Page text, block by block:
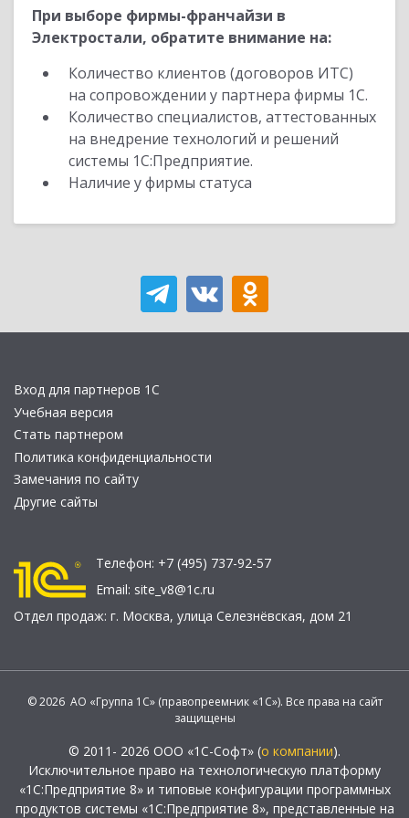
При выборе фирмы-франчайзи в
Электростали, обратите внимание на:
Количество клиентов (договоров ИТС)
на сопровождении у партнера фирмы 1С.
Количество специалистов, аттестованных
на внедрение технологий и решений
системы 1С:Предприятие.
Наличие у фирмы статуса
Вход для партнеров 1С
Учебная версия
Стать партнером
Политика конфиденциальности
Замечания по сайту
Другие сайты
Телефон: +7 (495) 737-92-57
Email: site_v8@1c.ru
Отдел продаж: г. Москва, улица Селезнёвская, дом 21
© 2026 АО «Группа 1С» (правопреемник «1С»). Все права на сайт
защищены
© 2011- 2026 ООО «1С-Софт» (о компании).
Исключительное право на технологическую платформу
«1С:Предприятие 8» и типовые конфигурации программных
продуктов системы «1С:Предприятие 8», представленные на